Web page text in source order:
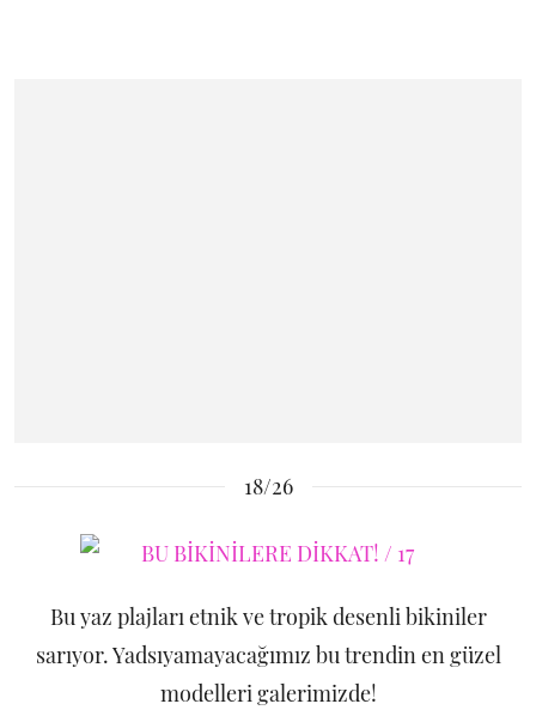
18/26
Bu yaz plajları etnik ve tropik desenli bikiniler
sarıyor. Yadsıyamayacağımız bu trendin en güzel
modelleri galerimizde!